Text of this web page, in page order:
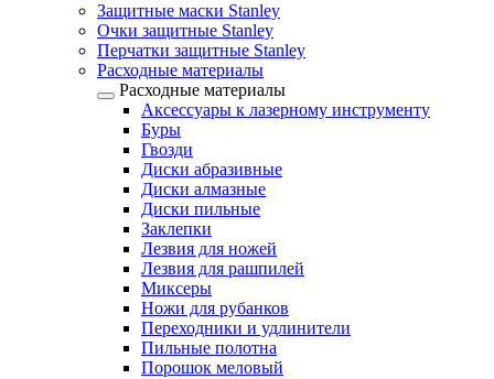
Защитные маски Stanley
Очки защитные Stanley
Перчатки защитные Stanley
Расходные материалы
Расходные материалы
Аксессуары к лазерному инструменту
Буры
Гвозди
Диски абразивные
Диски алмазные
Диски пильные
Заклепки
Лезвия для ножей
Лезвия для рашпилей
Миксеры
Ножи для рубанков
Переходники и удлинители
Пильные полотна
Порошок меловый